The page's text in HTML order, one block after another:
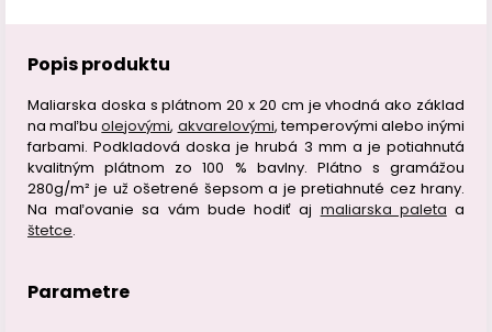
Popis produktu
Maliarska doska s plátnom 20 x 20 cm je vhodná ako základ
na maľbuolejovými, akvarelovými, temperovými alebo inými
farbami. Podkladová doska je hrubá 3 mm a je potiahnutá
kvalitným plátnom zo 100 % bavlny. Plátno s gramážou
280g/m² je už ošetrené šepsom a je pretiahnuté cez hrany.
Na maľovanie sa vám bude hodiť aj maliarska paleta a
štetce.
Parametre